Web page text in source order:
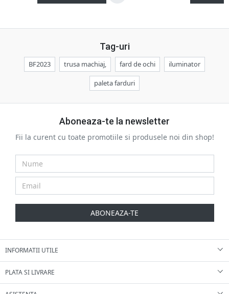
Tag-uri
BF2023 trusa machiaj, fard de ochi iluminator
paleta farduri
Aboneaza-te la newsletter
Fii la curent cu toate promotiile si produsele noi din shop!
ABONEAZA-TE
INFORMATII UTILE
PLATA SI LIVRARE